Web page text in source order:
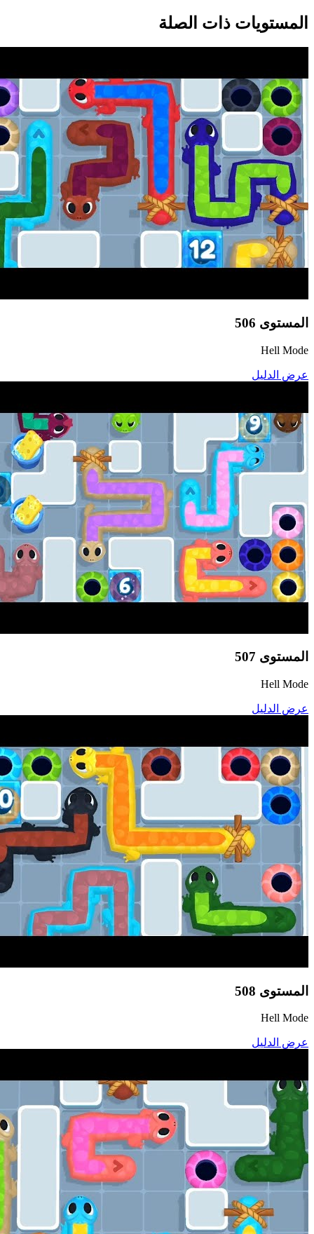
المستويات ذات الصلة
المستوى 506
Hell Mode
عرض الدليل
المستوى 507
Hell Mode
عرض الدليل
المستوى 508
Hell Mode
عرض الدليل